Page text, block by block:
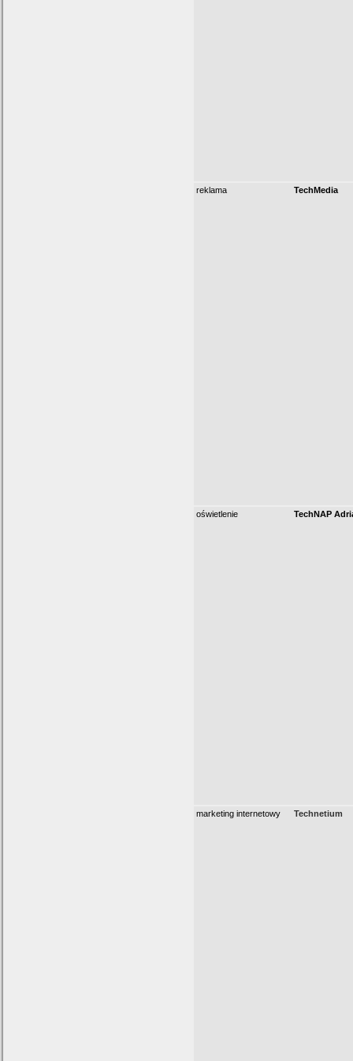
reklama TechMedia
oświetlenie TechNAP
marketing internetowy Technetium